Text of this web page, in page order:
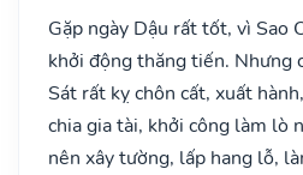
Gặp ngày Dậu rất tốt, vì Sao
khởi động thăng tiến. Nhưng
Sát rất kỵ chôn cất, xuất
chia gia tài, khởi công làm lò
nên xây tường, lấp hang lỗ,